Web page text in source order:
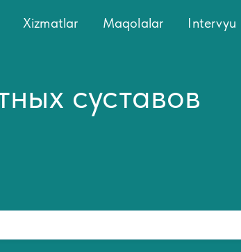
Xizmatlar Maqolalar Intervyu
суставов